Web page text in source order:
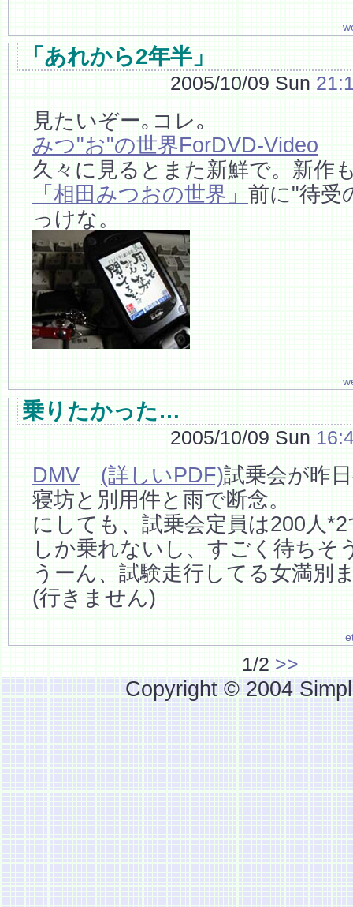
「あれから2年半」
2005/10/09 Sun
見たいぞー｡コレ｡
みつ"お"の世界ForDVD-Video
久々に見るとまた新鮮で。新作
「相田みつおの世界」 前に"待受
っけな。
乗りたかった…
2005/10/09 Sun
DMV (詳しいPDF)試乗会が昨
寝坊と別用件と雨で断念。
にしても、試乗会定員は200人
しか乗れないし、すごく待ちそ
うーん、試験走行してる女満別
(行きません)
1/2 >>
Copyright © 2004